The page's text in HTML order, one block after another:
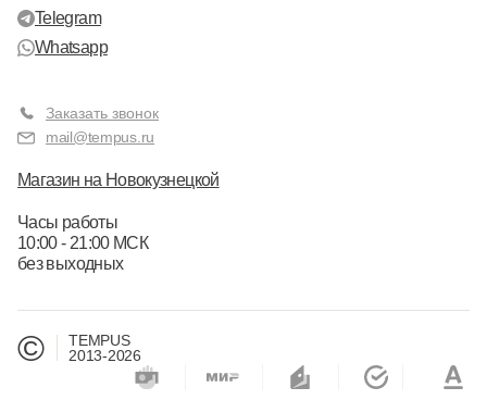
Telegram
Whatsapp
Заказать звонок
mail@tempus.ru
Магазин на Новокузнецкой
Часы работы
10:00 - 21:00 МСК
без выходных
©
TEMPUS
2013-2026